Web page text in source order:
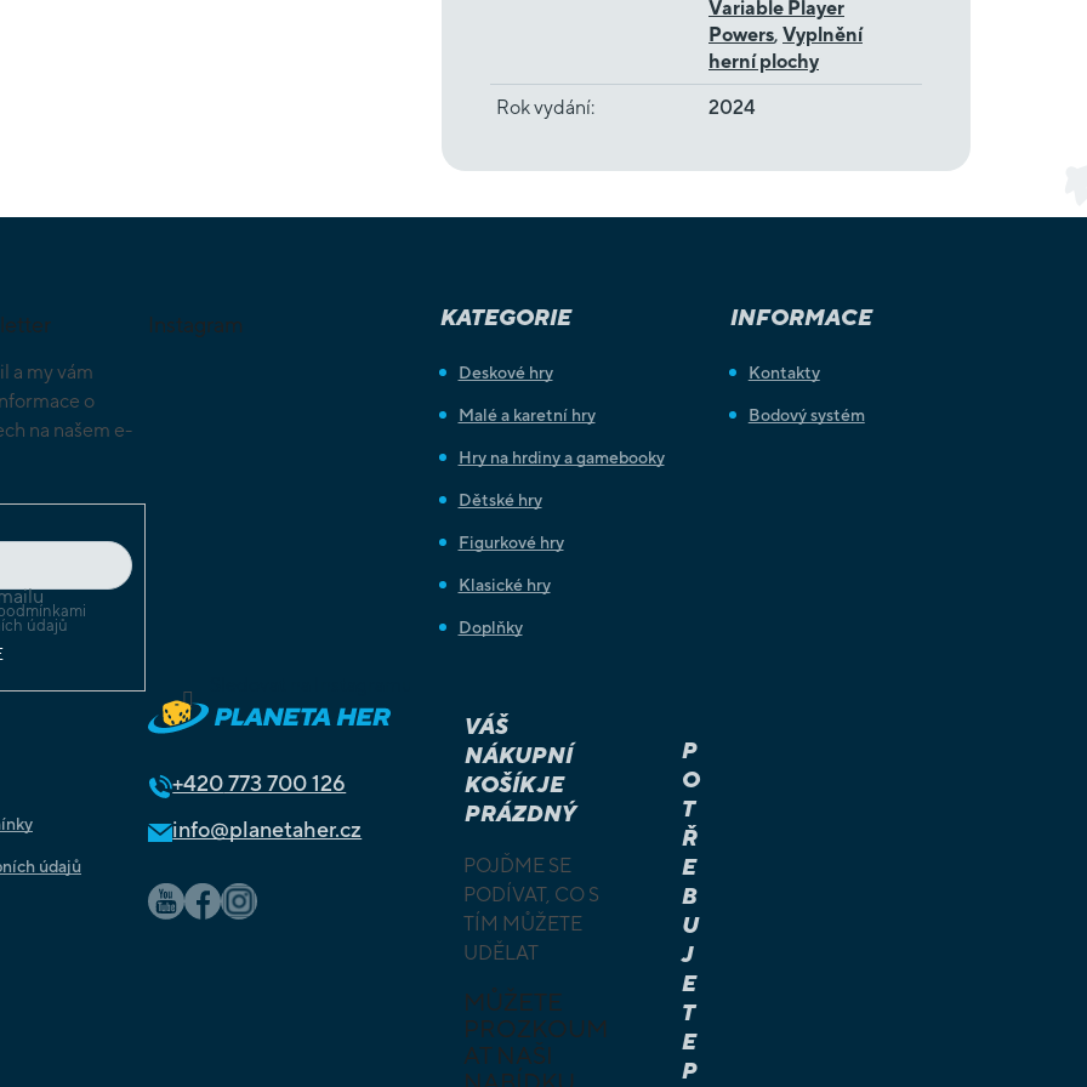
Variable Player
Powers, Vyplnění
herní plochy
Rok vydání: 2024
a my vám
o
na našem e-
údajů
Instagram KATEGORIE
Deskové hry
Malé a karetní hry
Hry na hrdiny a gamebooky
Dětské hry
Figurkové hry
Klasické hry
Doplňky
INFORMACE
Kontakty
Bodový systém
údajů
+420773 700 126
info@planetaher.cz
VÁŠ
NÁKUPNÍ
KOŠÍK JE
PRÁZDNÝ
POJĎME SE
PODÍVAT, CO S
TÍM MŮŽETE
UDĚLAT
MŮŽETE
PROZKOUM
AT NAŠI
NABÍDKU
P
O
T
Ř
E
B
U
J
E
T
E
P